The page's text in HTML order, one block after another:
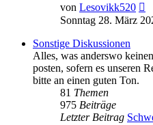
von Lesovikk520
Sonntag 28. März
Sonstige Diskussionen
Alles, was anderswo
posten, sofern es unseren
bitte an einen guten Ton.
81 Themen
975 Beiträge
Letzter Beitrag